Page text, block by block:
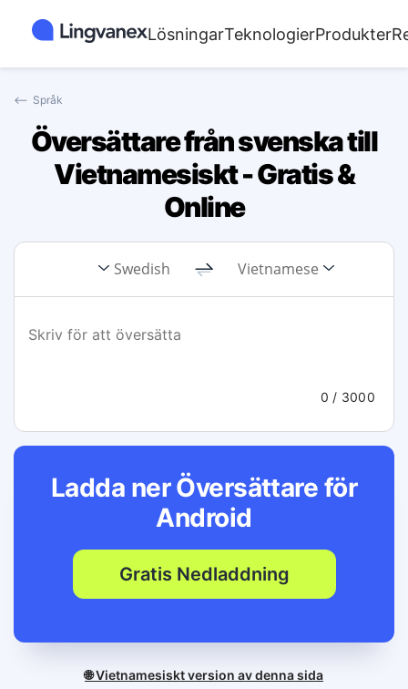
LösningarTeknologierProdukter
⟵ Språk
Översättare från svenska till
Vietnamesiskt - Gratis &
Online
Swedish Vietnamese
0 / 3000
Ladda ner Översättare för
Android
Gratis Nedladdning